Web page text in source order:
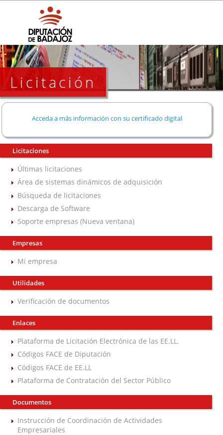
Licitación
Acceda a más información con su certificado digital
Licitaciones
Últimas licitaciones
Área de sistemas dinámicos de adquisición
Búsqueda de licitaciones
Descarga de Software
Soporte empresas (Nueva ventana)
Empresas
Mi empresa
Utilidades
Verificación de documentos
Enlaces
Plataforma de Licitación Electrónica de las EE.LL.
Códigos FACE de Diputación
Códigos FACE de EE.LL
Plataforma de Contratación del Sector Público
Documentos
Instrucción de Coordinación de Actividades
Empresariales